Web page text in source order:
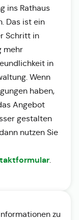
ins Rathaus
Das ist ein
Schritt in
mehr
in
Wenn
haben,
Angebot
gestalten
nutzen Sie
.
zu